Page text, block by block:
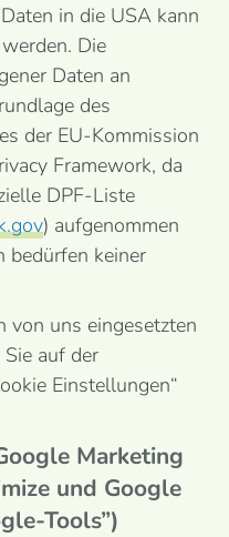
in die USA kann
Die
Daten an
des
der EU-Kommission
Framework, da
DPF-Liste
) aufgenommen
bedürfen keiner
von uns eingesetzten
auf der
Einstellungen“
Marketing
und Google
Tools”)